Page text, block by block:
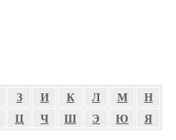
З И К Л М
Н
Ц Ч Ш Э Ю
Я